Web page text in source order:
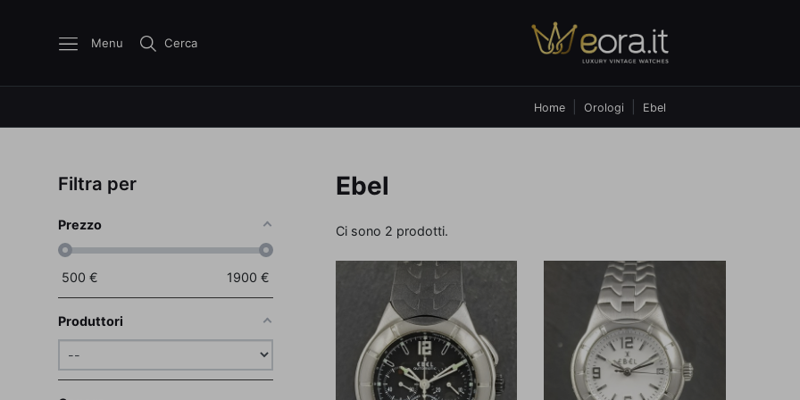
Menu Cerca
Home Orologi Ebel
Filtra per
Prezzo
500 € 1900 €
Produttori
Ebel
Ci sono 2 prodotti.